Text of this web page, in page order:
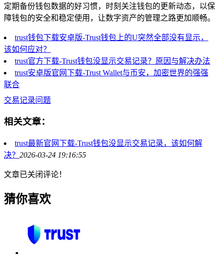
定期备份钱包数据的好习惯，时刻关注钱包的更新动态，以保
障钱包的安全和稳定使用，让数字资产的管理之路更加顺畅。
trust钱包下载安卓版-Trust钱包上的U突然全部没有显示，
该如何应对？
trust官方下载-Trust钱包没显示交易记录？原因与解决办法
trust安卓版官网下载-Trust Wallet与币安，加密世界的强强
联合
交易记录问题
相关文章：
trust最新官网下载-Trust钱包没显示交易记录，该如何解
决？ 2026-03-24 19:16:55
文章已关闭评论！
猜你喜欢